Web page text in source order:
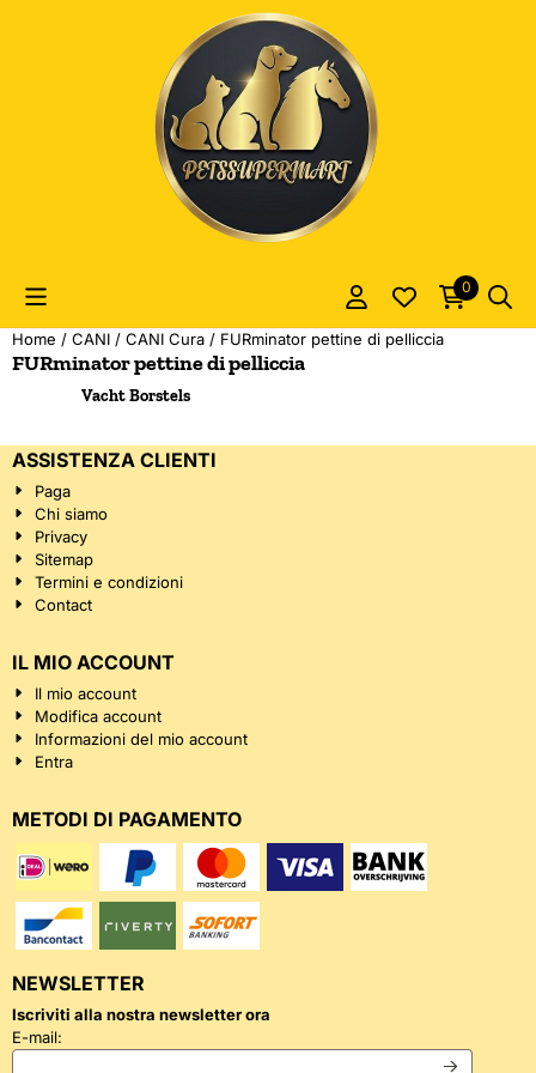
Le preferenze sui cookie sono attualmente chiuse.
0
Home / CANI / CANI Cura / FURminator pettine di pelliccia
FURminator pettine di pelliccia
Vacht Borstels
ASSISTENZA CLIENTI
Paga
Chi siamo
Privacy
Sitemap
Termini e condizioni
Contact
IL MIO ACCOUNT
Il mio account
Modifica account
Informazioni del mio account
Entra
METODI DI PAGAMENTO
NEWSLETTER
Iscriviti alla nostra newsletter ora
E-mail: